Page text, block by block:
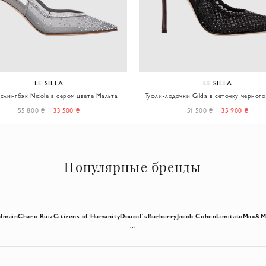
LE SILLA
Nicole в сером цвете Мальта
55 800 ₴ 33 500 ₴
LE SILLA
Туфли-лодочки Gilda в сеточку черного
51 500 ₴ 35 900 ₴
Популярные бренды
Charo RuizCitizens of HumanityDoucal`sBurberryJacob CohenLimitato
...